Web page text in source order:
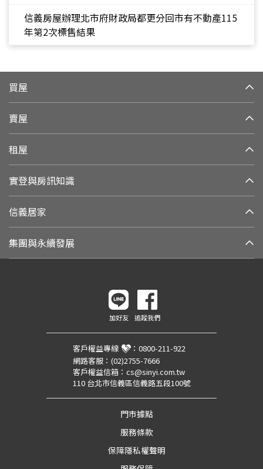
信義房屋辦理北市府財政局都更分回市有不動產115
年第2次標售結果
買屋
賣屋
租屋
實登與房訊知識
信義居家
集團與永續發展
加好友 追蹤我們
客戶權益專線 ： 0800-211-922
網路客服： (02)2755-7666
客戶權益信箱： cs@sinyi.com.tw
110 台北市信義區信義路五段100號
門市據點
服務條款
保障隱私權聲明